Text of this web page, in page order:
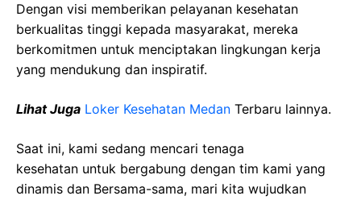
Dengan visi memberikan pelayanan kesehatan
berkualitas tinggi kepada masyarakat, mereka
berkomitmen untuk menciptakan lingkungan kerja
yang mendukung dan inspiratif.
Lihat Juga Loker Kesehatan Medan Terbaru lainnya.
Saat ini, kami sedang mencari tenaga
kesehatan untuk bergabung dengan tim kami yang
dinamis dan Bersama-sama, mari kita wujudkan